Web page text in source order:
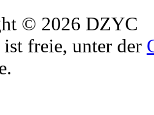
© 2026 DZYC
ist freie, unter der